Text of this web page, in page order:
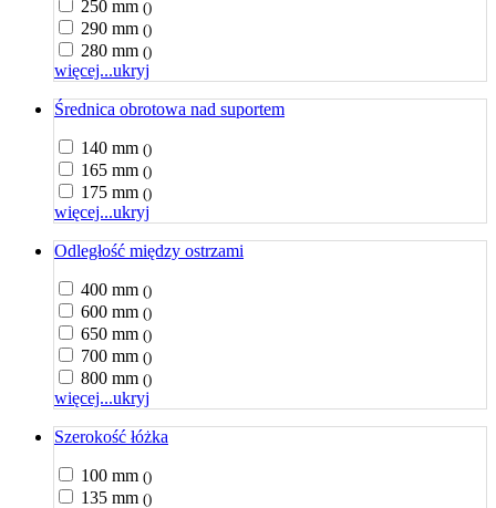
250 mm ()
290 mm ()
280 mm ()
więcej...ukryj
Średnica obrotowa nad suportem
140 mm ()
165 mm ()
175 mm ()
więcej...ukryj
Odległość między ostrzami
400 mm ()
600 mm ()
650 mm ()
700 mm ()
800 mm ()
więcej...ukryj
Szerokość łóżka
100 mm ()
135 mm ()